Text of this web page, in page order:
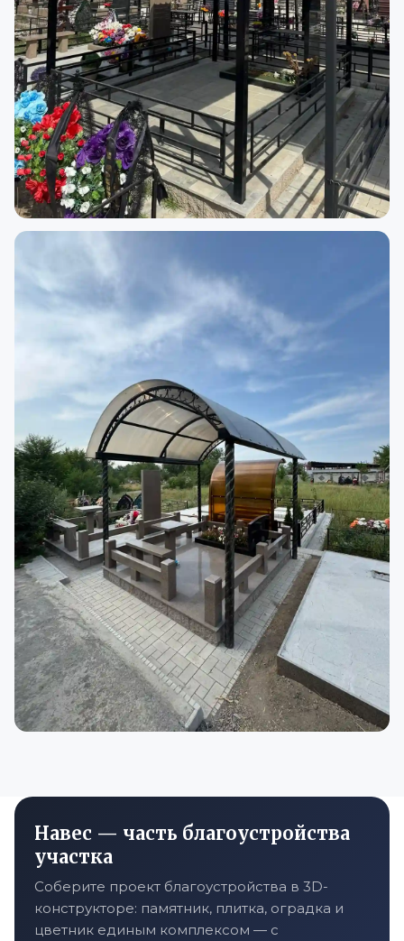
Навес — часть благоустройства
участка
Соберите проект благоустройства в 3D-
конструкторе: памятник, плитка, оградка и
цветник единым комплексом — с